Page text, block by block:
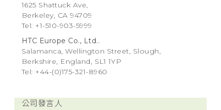
1625 Shattuck Ave,
Berkeley, CA 94709
Tel: +1-510-903-5999
HTC Europe Co., Ltd..
Salamanca, Wellington Street, Slough,
Berkshire, England, SL1 1YP
Tel: +44-(0)175-321-8960
公司發言人